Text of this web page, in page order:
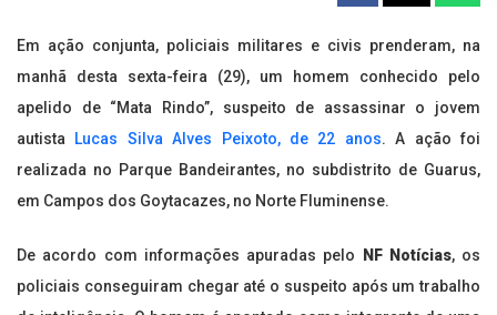
Em ação conjunta, policiais militares e civis prenderam, na
manhã desta sexta-feira (29), um homem conhecido pelo
apelido de “Mata Rindo”, suspeito de assassinar o jovem
autista Lucas Silva Alves Peixoto, de 22 anos. A ação foi
realizada no Parque Bandeirantes, no subdistrito de Guarus,
em Campos dos Goytacazes, no Norte Fluminense.
De acordo com informações apuradas pelo NF Notícias, os
policiais conseguiram chegar até o suspeito após um trabalho